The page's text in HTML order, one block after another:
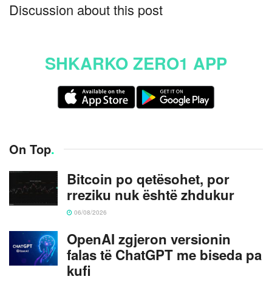
Discussion about this post
SHKARKO ZERO1 APP
On Top.
Bitcoin po qetësohet, por
rreziku nuk është zhdukur
06/08/2026
OpenAI zgjeron versionin
falas të ChatGPT me biseda pa
kufi